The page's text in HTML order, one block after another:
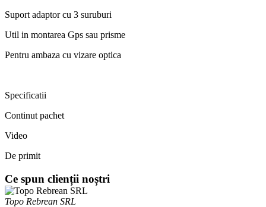
Suport adaptor cu 3 suruburi
Util in montarea Gps sau prisme
Pentru ambaza cu vizare optica
Specificatii
Continut pachet
Video
De primit
Ce spun clienții noștri
Topo Rebrean SRL